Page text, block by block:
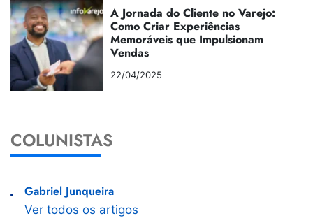
A Jornada do Cliente no Varejo:
Como Criar Experiências
Memoráveis que Impulsionam
Vendas
22/04/2025
COLUNISTAS
Gabriel Junqueira
Ver todos os artigos